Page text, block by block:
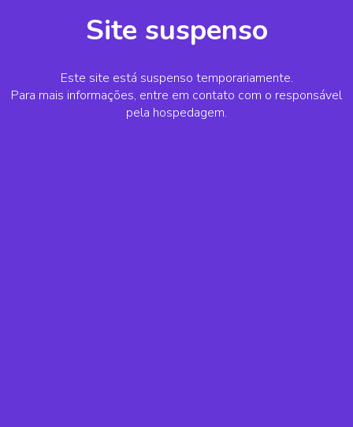
Site suspenso
Este site está suspenso temporariamente.
Para mais informações, entre em contato com o responsável
pela hospedagem.